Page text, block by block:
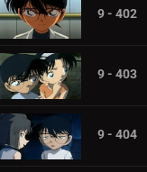
9 - 402
9 - 403
9 - 404